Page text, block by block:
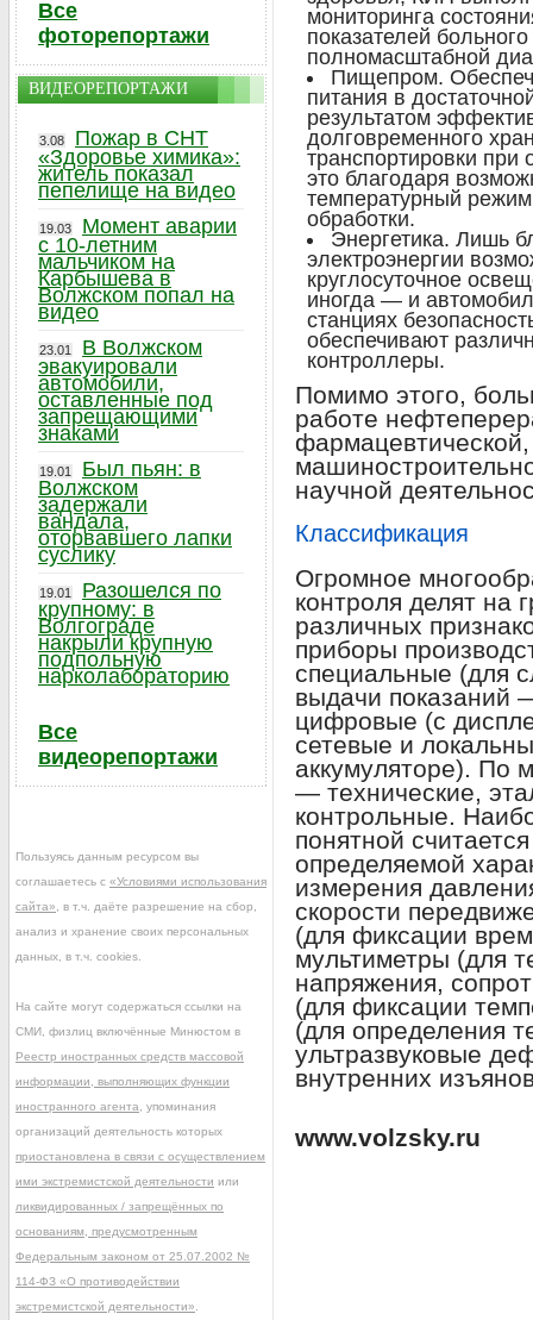
мониторинга
показателей
полномасштабной
Пищепром.
питания в
результатом
долговременного
транспортировки
это благодаря
температурный
обработки.
Энергетика. Лишь
электроэнергии
круглосуточное
иногда — и
станциях
обеспечивают
контроллеры.
Помимо этого,
работе
научной
Классификация
Огромное
контроля делят на
различных
приборы
специальные (для
выдачи показаний
цифровые (с
сетевые и
аккумуляторе). По
— технические,
контрольные.
понятной
определяемой
измерения
скорости
(для фиксации
мультиметры (для
напряжения,
(для фиксации
(для определения
ультразвуковые
внутренних
www.volzsky.ru
Все
фоторепортажи
ВИДЕОРЕПОРТАЖИ
3.08
Пожар в СНТ
«Здоровье химика»:
житель показал
пепелище на видео
19.03
Момент аварии
с 10-летним
мальчиком на
Карбышева в
Волжском попал на
видео
23.01
В Волжском
эвакуировали
автомобили,
оставленные под
запрещающими
знаками
19.01
Был пьян: в
Волжском
задержали
вандала,
оторвавшего лапки
суслику
19.01
Разошелся по
крупному: в
Волгограде
накрыли крупную
подпольную
нарколабораторию
Все
видеорепортажи
Пользуясь данным ресурсом вы
соглашаетесь с «Условиями использования
сайта» , в т.ч. даёте разрешение на сбор,
анализ и хранение своих персональных
данных, в т.ч. cookies.
На сайте могут содержаться ссылки на
СМИ, физлиц включённые Минюстом в
Реестр иностранных средств массовой
информации, выполняющих функции
иностранного агента , упоминания
организаций деятельность которых
приостановлена в связи с осуществлением
ими экстремистской деятельности или
ликвидированных / запрещённых по
основаниям, предусмотренным
Федеральным законом от 25.07.2002 №
114-ФЗ «О противодействии
экстремистской деятельности»